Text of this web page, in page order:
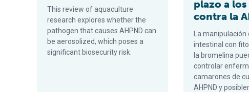
This review of aquaculture
research explores whether the
pathogen that causes AHPND can
be aerosolized, which poses a
significant biosecurity risk.
plazo a
contra la
La
intestinal con
la bromelina
controlar
camarones de
AHPND y